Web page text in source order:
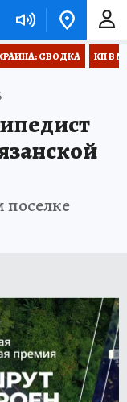
СВОДКА КП В
поселке